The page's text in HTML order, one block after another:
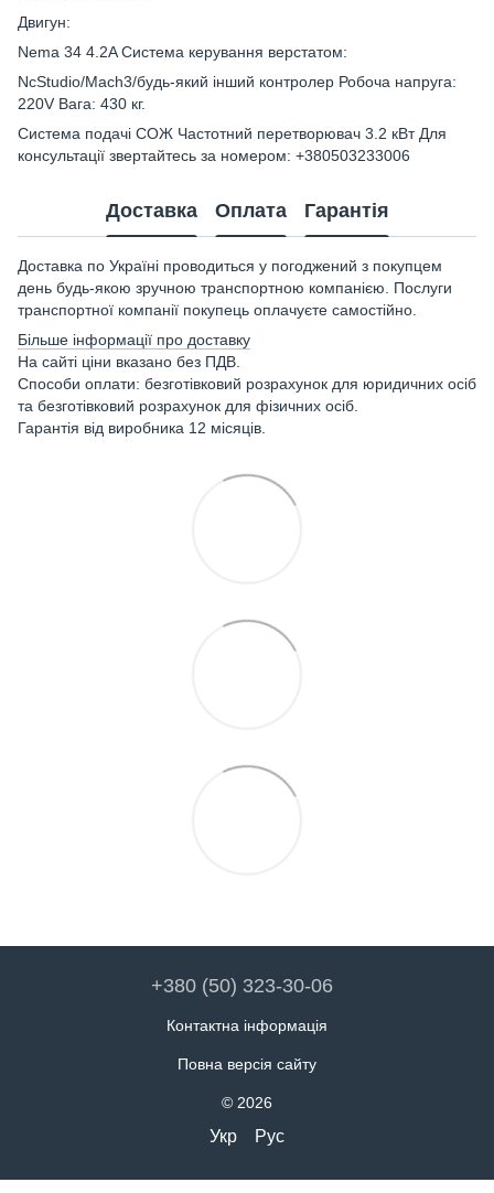
Двигун:
Nema 34 4.2A Система керування верстатом:
NcStudio/Mach3/будь-який інший контролер Робоча напруга:
220V Вага: 430 кг.
Система подачі СОЖ Частотний перетворювач 3.2 кВт Для
консультації звертайтесь за номером: +380503233006
Доставка Оплата Гарантія
Доставка по Україні проводиться у погоджений з покупцем
день будь-якою зручною транспортною компанією. Послуги
транспортної компанії покупець оплачуєте самостійно.
Більше інформації про доставку
На сайті ціни вказано без ПДВ.
Способи оплати: безготівковий розрахунок для юридичних осіб
та безготівковий розрахунок для фізичних осіб.
Гарантія від виробника 12 місяців.
+380 (50) 323-30-06
Контактна інформація
Повна версія сайту
© 2026
Укр Рус